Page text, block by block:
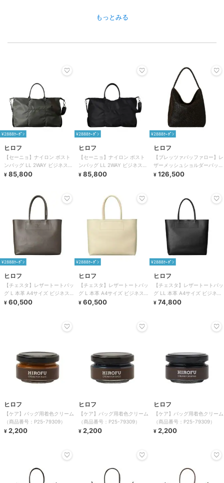
もっとみる
¥2888ｸｰﾎﾟﾝ
ヒロフ
【セーニョ】ナイロン ボスト
ンバッグ LL 2WAY ビジネスバ
ッグ（商品番号：P25－
¥ 85,800
¥2888ｸｰﾎﾟﾝ
ヒロフ
【セーニョ】ナイロン ボスト
ンバッグ LL 2WAY ビジネスバ
ッグ（商品番号：P25－
¥ 85,800
¥2888ｸｰﾎﾟﾝ
ヒロフ
【ブレッツァバッファロー】レ
ザーメッシュショルダーバッグ
L 本革 ステッチ（商品番号：
¥ 126,500
¥2888ｸｰﾎﾟﾝ
ヒロフ
【チェスタ】レザートートバッ
グ L 本革 A4サイズ ビジネスバ
ッグ ※WEB限定（商品番号：
¥ 60,500
¥2888ｸｰﾎﾟﾝ
ヒロフ
【チェスタ】レザートートバッ
グ L 本革 A4サイズ ビジネスバ
ッグ ※WEB限定（商品番号：
¥ 60,500
¥2888ｸｰﾎﾟﾝ
ヒロフ
【チェスタ】レザートートバッ
グ LL 本革 A4サイズ ビジネス
バッグ ※WEB限定（商品番号：
¥ 74,800
ヒロフ
【ケア】バッグ用着色クリーム
（商品番号：P25-79309）
¥ 2,200
ヒロフ
【ケア】バッグ用着色クリーム
（商品番号：P25-79309）
¥ 2,200
ヒロフ
【ケア】バッグ用着色クリーム
（商品番号：P25-79309）
¥ 2,200